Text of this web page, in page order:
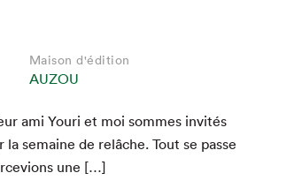
Maison d'édition
AUZOU
ami Youri et moi sommes invités
semaine de relâche. Tout se passe
une […]